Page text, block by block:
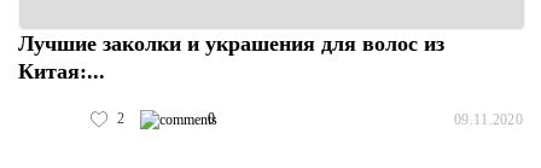
Лучшие заколки и украшения для волос из
Китая:...
2 0 09.11.2020